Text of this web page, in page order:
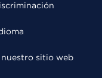
nuestro sitio web